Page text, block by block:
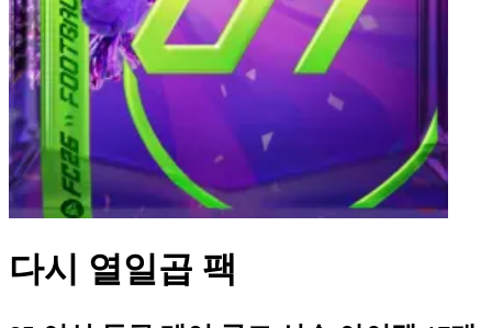
다시 열일곱 팩